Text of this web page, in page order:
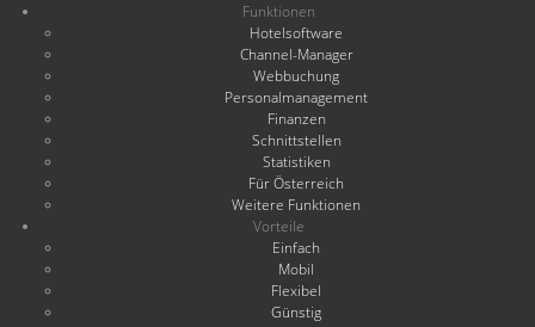
Funktionen
Hotelsoftware
Channel-Manager
Webbuchung
Personalmanagement
Finanzen
Schnittstellen
Statistiken
Für Österreich
Weitere Funktionen
Vorteile
Einfach
Mobil
Flexibel
Günstig